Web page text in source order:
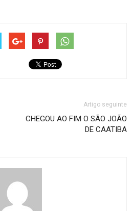
Artigo seguinte
CHEGOU AO FIM O SÃO JOÃO
DE CAATIBA